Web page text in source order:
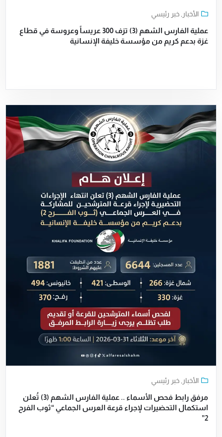
الأخبار ,خبر رئيسي
عملية الفارس الشهم (3) تزف 300 عريساً وعروسة في قطاع
غزة بدعم كريم من مؤسسة خليفة الإنسانية
الأخبار ,خبر رئيسي
مرفق رابط فحص الأسماء .. عملية الفارس الشهم (3) تُعلن
استكمال التحضيرات لإجراء قرعة العرس الجماعي “ثوب الفرح
2”